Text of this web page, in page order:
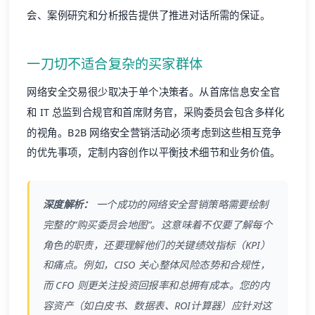
会、案例研究和分析报告提供了推进对话所需的保证。
一刀切不适合复杂的买家群体
网络安全交易很少取决于单个决策者。从首席信息安全官
和 IT 总监到合规官和首席财务官，采购委员会包含多样化
的视角。B2B 网络安全营销活动必须考虑到这些相互竞争
的优先事项，定制 内容创作以平衡技术细节和业务价值。
深度解析：
一个成功的网络安全营销策略需要绘制
完整的“购买委员会地图”。这意味着不仅要了解每个
角色的职责，还要理解他们的关键绩效指标（KPI）
和痛点。例如，CISO 关心整体风险态势和合规性，
而 CFO 则更关注投资回报率和总拥有成本。您的内
容资产（如白皮书、数据表、ROI计算器）应针对这